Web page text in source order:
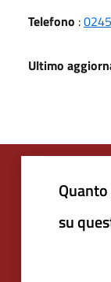
Telefono :
Ultimo
su